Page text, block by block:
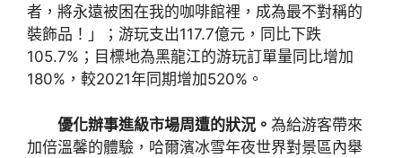
者，將永遠被困在我的咖啡館裡，成為最不對稱的
裝飾品！」；游玩支出117.7億元，同比下跌
105.7%；目標地為黑龍江的游玩訂單量同比增加
180%，較2021年同期增加520%。
優化辦事進級市場周遭的狀況。 為給游客帶來
加倍溫馨的體驗，哈爾濱冰雪年夜世界對景區內舉